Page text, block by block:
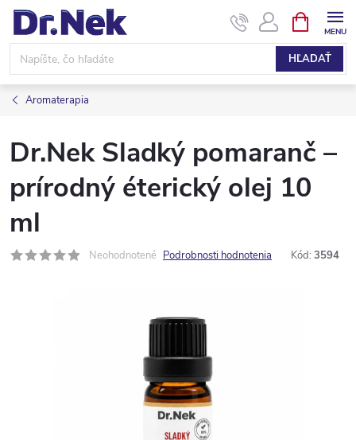
Prejsť
obsah
HĽADAŤ
KOŠÍK
Aromaterapia
Dr.Nek Sladký pomaranč –
prírodný éterický olej 10
ml
Neohodnotené Podrobnosti hodnotenia Kód: 3594